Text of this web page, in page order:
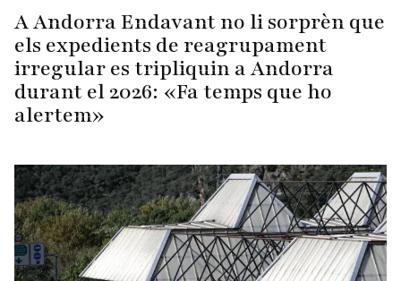
A Andorra Endavant no li sorprèn que
els expedients de reagrupament
irregular es tripliquin a Andorra
durant el 2026: «Fa temps que ho
alertem»